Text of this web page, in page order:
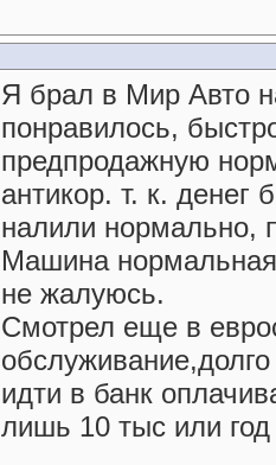
Я брал в Мир Авто
понравилось,
предпродажную
антикор. т. к. денег
налили нормально,
Машина
не жалуюсь.
Смотрел еще в
идти в банк
лишь 10 тыс или год